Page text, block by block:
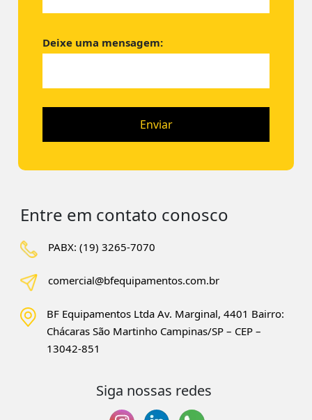
Entre em contato conosco
PABX: (19) 3265-7070
comercial@bfequipamentos.com.br
BF Equipamentos Ltda Av. Marginal, 4401 Bairro:
Chácaras São Martinho Campinas/SP – CEP –
13042-851
Siga nossas redes
Deixe uma mensagem: